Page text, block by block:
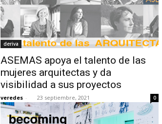
deriva
ASEMAS apoya el talento de las
mujeres arquitectas y da
visibilidad a sus proyectos
veredes - 23 septiembre, 2021 0